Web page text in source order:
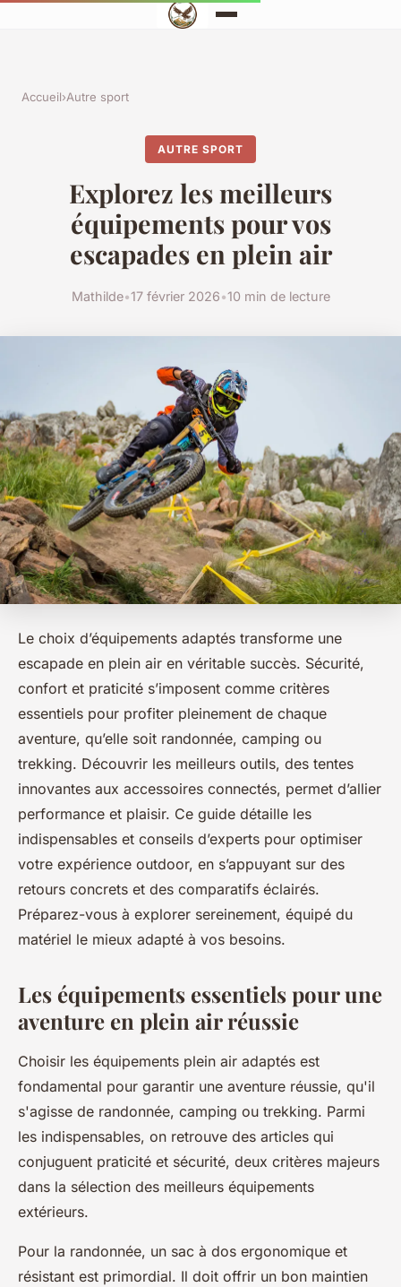
Accueil›Autre sport
AUTRE SPORT
Explorez les meilleurs
équipements pour vos
escapades en plein air
Mathilde•17 février 2026•10 min de lecture
Le choix d’équipements adaptés transforme une
escapade en plein air en véritable succès. Sécurité,
confort et praticité s’imposent comme critères
essentiels pour profiter pleinement de chaque
aventure, qu’elle soit randonnée, camping ou
trekking. Découvrir les meilleurs outils, des tentes
innovantes aux accessoires connectés, permet d’allier
performance et plaisir. Ce guide détaille les
indispensables et conseils d’experts pour optimiser
votre expérience outdoor, en s’appuyant sur des
retours concrets et des comparatifs éclairés.
Préparez-vous à explorer sereinement, équipé du
matériel le mieux adapté à vos besoins.
Les équipements essentiels pour une
aventure en plein air réussie
Choisir les équipements plein air adaptés est
fondamental pour garantir une aventure réussie, qu'il
s'agisse de randonnée, camping ou trekking. Parmi
les indispensables, on retrouve des articles qui
conjuguent praticité et sécurité, deux critères majeurs
dans la sélection des meilleurs équipements
extérieurs.
Pour la randonnée, un sac à dos ergonomique et
résistant est primordial. Il doit offrir un bon maintien